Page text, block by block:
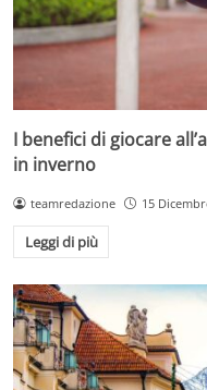
I benefici di giocare
in inverno
teamredazione 15
Leggi di più